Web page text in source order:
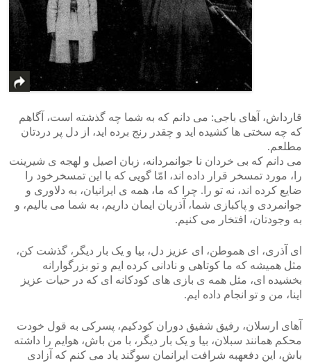
قارداش، آهای باجی: می دانم که به شما چه گذشته است، آگاهم
که چه سختی ها کشیده اید و چقدر رنج برده اید، از دل پر دردتان
مطلعم.
می دانم که بی خردان نا جوانمردانه، زبان اصیل و لهجه ی شیرینت
را، مورد تمسخر قرار داده اند، امّا گویی که با این تمسخرخود را
ضایع کرده اند، نه تو را. چرا که ما، همه ی ایرانیان، به دلاوری و
جوانمردی و پاکبازی شما، آذریان ایمان داریم، به شما می بالیم، و
به وجودتان، افتخار می کنیم.
ای آذری، ای هموطن، ای عزیز دل، بیا و یک بار دیگر، گذشت کن،
مثل همیشه که ما کوتاهی و نادانی کرده ایم و تو بزرگوارانه
بخشیده ای، مثل همه ی بازی های کودکانه ای که در حیات عزیز
اینا، من و تو انجام داده ایم.
آهای ارسلان، رفیق شفیق دوران کودکیم، پسرکی به قول خودت
محکم همانند سبلان، بیا و یک بار دیگر، با من باش، هوایم را داشته
باش، این دفعهبه شرافت ایرانمان سوگند یاد می کنم که آزادی